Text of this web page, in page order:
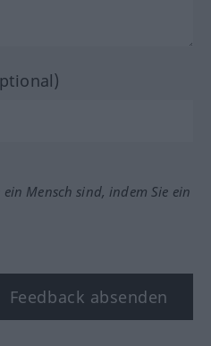
Mensch sind, indem Sie ein
Feedback absenden